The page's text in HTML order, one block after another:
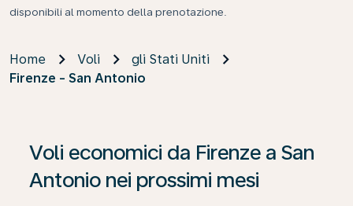
disponibili al momento della prenotazione.
Home Voli
gli Stati Uniti
Firenze - San Antonio
Voli economici da Firenze a San
Antonio nei prossimi mesi